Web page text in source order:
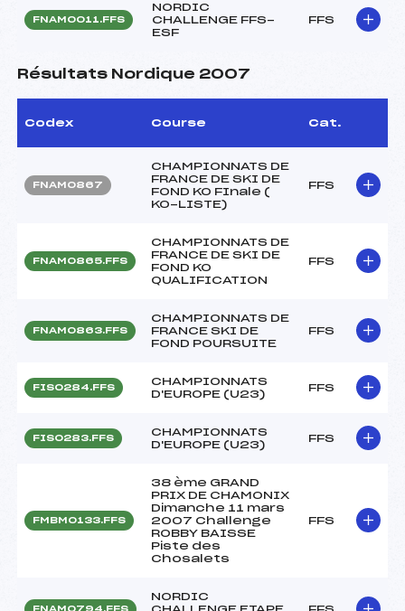
FNAM0011.FFS
NORDIC
CHALLENGE FFS-
ESF
FFS
Résultats Nordique 2007
Codex Course Cat.
FNAM0867
CHAMPIONNATS DE
FRANCE DE SKI DE
FOND KO FInale (
KO-LISTE)
FFS
FNAM0865.FFS
CHAMPIONNATS DE
FRANCE DE SKI DE
FOND KO
QUALIFICATION
FFS
FNAM0863.FFS
CHAMPIONNATS DE
FRANCE SKI DE
FOND POURSUITE
FFS
FIS0284.FFS
CHAMPIONNATS
D'EUROPE (U23)
FFS
FIS0283.FFS
CHAMPIONNATS
D'EUROPE (U23)
FFS
FMBM0133.FFS
38 ème GRAND
PRIX DE CHAMONIX
Dimanche 11 mars
2007 Challenge
ROBBY BAISSE
Piste des
Chosalets
FFS
FNAM0794.FFS
NORDIC
CHALLENGE ETAPE
FFS